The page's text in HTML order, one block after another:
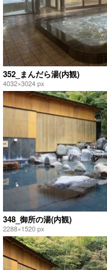
352_まんだら湯(内観)
4032×3024 px
348_御所の湯(内観)
2288×1520 px